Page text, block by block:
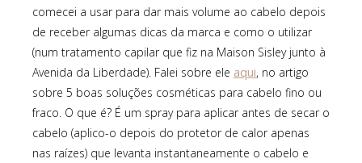
comecei a usar para dar mais volume ao cabelo depois
de receber algumas dicas da marca e como o utilizar
(num tratamento capilar que fiz na Maison Sisley junto à
Avenida da Liberdade). Falei sobre ele aqui, no artigo
sobre 5 boas soluções cosméticas para cabelo fino ou
fraco. O que é? É um spray para aplicar antes de secar o
cabelo (aplico-o depois do protetor de calor apenas
nas raízes) que levanta instantaneamente o cabelo e